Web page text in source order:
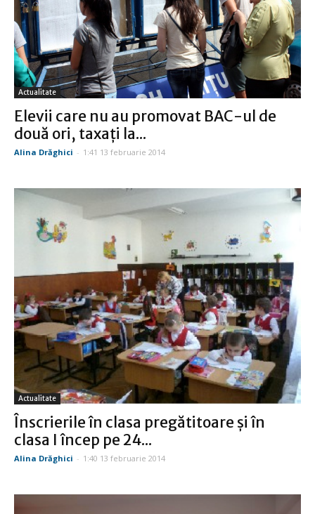
Actualitate
Elevii care nu au promovat BAC-ul de
două ori, taxaţi la...
Alina Drăghici - 1:41 13 februarie 2014
Actualitate
Înscrierile în clasa pregătitoare şi în
clasa I încep pe 24...
Alina Drăghici - 1:40 13 februarie 2014